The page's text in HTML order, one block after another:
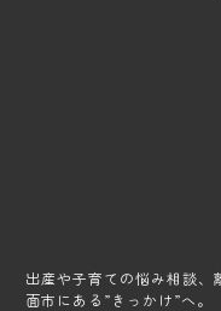
出産や子育ての悩み相談
面市にある”きっかけ”へ。